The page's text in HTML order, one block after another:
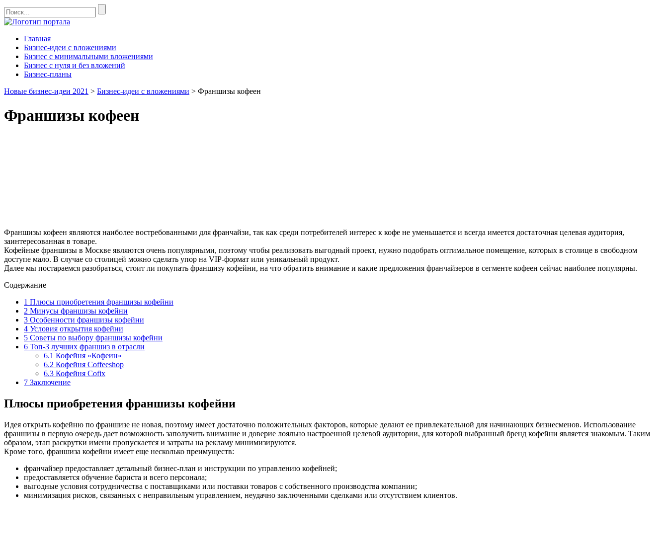
Главная
Бизнес-идеи с вложениями
Бизнес с минимальными вложениями
Бизнес с нуля и без вложений
Бизнес-планы
Новые бизнес-идеи 2021 > Бизнес-идеи с вложениями > Франшизы кофеен
Франшизы кофеен
Франшизы кофеен являются наиболее востребованными для франчайзи, так как среди потребителей интерес к кофе не уменьшается и всегда имеется достаточная целевая аудитория,
заинтересованная в товаре.
Кофейные франшизы в Москве являются очень популярными, поэтому чтобы реализовать выгодный проект, нужно подобрать оптимальное помещение, которых в столице в свободном
доступе мало. В случае со столицей можно сделать упор на VIP-формат или уникальный продукт.
Далее мы постараемся разобраться, стоит ли покупать франшизу кофейни, на что обратить внимание и какие предложения франчайзеров в сегменте кофеен сейчас наиболее популярны.
Содержание
1 Плюсы приобретения франшизы кофейни
2 Минусы франшизы кофейни
3 Особенности франшизы кофейни
4 Условия открытия кофейни
5 Советы по выбору франшизы кофейни
6 Топ-3 лучших франшиз в отрасли
6.1 Кофейня «Кофеин»
6.2 Кофейня Coffeeshop
6.3 Кофейня Cofix
7 Заключение
Плюсы приобретения франшизы кофейни
Идея открыть кофейню по франшизе не новая, поэтому имеет достаточно положительных факторов, которые делают ее привлекательной для начинающих бизнесменов. Использование
франшизы в первую очередь дает возможность заполучить внимание и доверие лояльно настроенной целевой аудитории, для которой выбранный бренд кофейни является знакомым. Таким
образом, этап раскрутки имени пропускается и затраты на рекламу минимизируются.
Кроме того, франшиза кофейни имеет еще несколько преимуществ:
франчайзер предоставляет детальный бизнес-план и инструкции по управлению кофейней;
предоставляется обучение бариста и всего персонала;
выгодные условия сотрудничества с поставщиками или поставки товаров с собственного производства компании;
минимизация рисков, связанных с неправильным управлением, неудачно заключенными сделками или отсутствием клиентов.